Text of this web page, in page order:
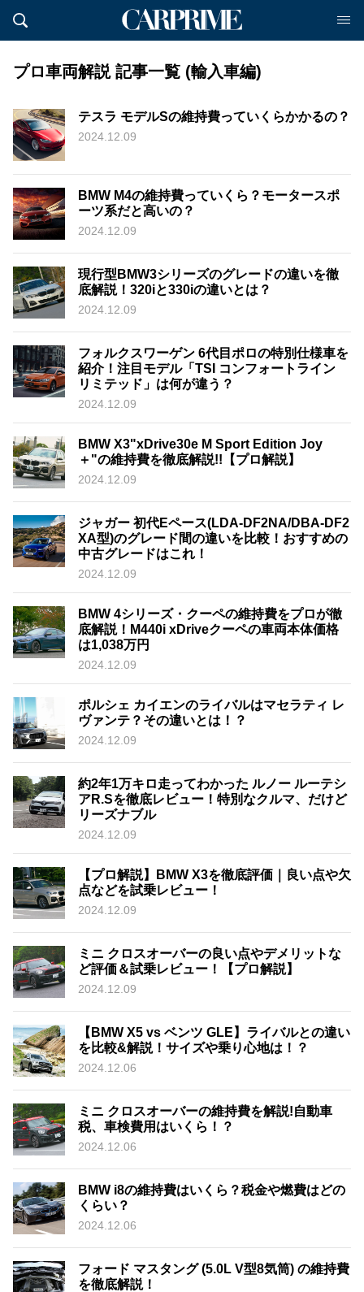
プロ車両解説 記事一覧 (輸入車編)
テスラ モデルSの維持費っていくらかかるの？
2024.12.09
BMW M4の維持費っていくら？モータースポ
ーツ系だと高いの？
2024.12.09
現行型BMW3シリーズのグレードの違いを徹
底解説！320iと330iの違いとは？
2024.12.09
フォルクスワーゲン 6代目ポロの特別仕様車を
紹介！注目モデル「TSI コンフォートライン
リミテッド」は何が違う？
2024.12.09
BMW X3"xDrive30e M Sport Edition Joy
＋"の維持費を徹底解説!!【プロ解説】
2024.12.09
ジャガー 初代Eペース(LDA-DF2NA/DBA-DF2
XA型)のグレード間の違いを比較！おすすめの
中古グレードはこれ！
2024.12.09
BMW 4シリーズ・クーペの維持費をプロが徹
底解説！M440i xDriveクーペの車両本体価格
は1,038万円
2024.12.09
ポルシェ カイエンのライバルはマセラティ レ
ヴァンテ？その違いとは！？
2024.12.09
約2年1万キロ走ってわかった ルノー ルーテシ
アR.Sを徹底レビュー！特別なクルマ、だけど
リーズナブル
2024.12.09
【プロ解説】BMW X3を徹底評価｜良い点や欠
点などを試乗レビュー！
2024.12.09
ミニ クロスオーバーの良い点やデメリットな
ど評価＆試乗レビュー！【プロ解説】
2024.12.09
【BMW X5 vs ベンツ GLE】ライバルとの違い
を比較&解説！サイズや乗り心地は！？
2024.12.06
ミニ クロスオーバーの維持費を解説!自動車
税、車検費用はいくら！？
2024.12.06
BMW i8の維持費はいくら？税金や燃費はどの
くらい？
2024.12.06
フォード マスタング (5.0L V型8気筒) の維持費
を徹底解説！